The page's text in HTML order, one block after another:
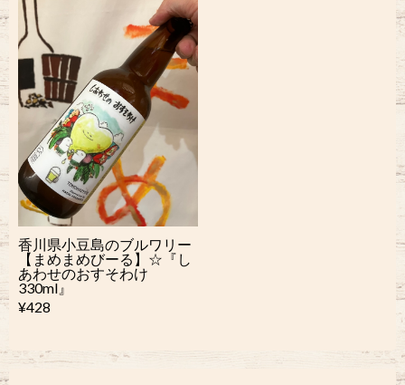
香川県小豆島のブルワリー
【まめまめびーる】☆『し
あわせのおすそわけ
330ml』
¥428